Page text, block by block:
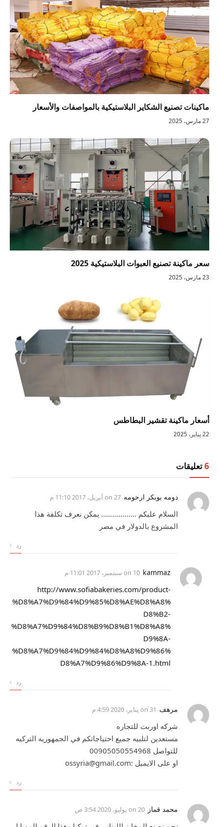
ماكينات تصنيع الشكاير البلاستيكية بالمواصفات والأسعار
27 مارس، 2025
سعر ماكينة تصنيع العبوات البلاستيكية 2025
23 مارس، 2025
أسعار ماكينة تقشير البطاطس
22 يناير، 2025
6تعليقات
دومه بوبكر ارحومه 27 أبريل، 2017 11:10 م
السلام عليكم ……………… يمكن نعرف تكلفة هذا
المشروع بالدولار في مصر
رد
kammaz 10 سبتمبر، 2017 11:01 م
http://www.sofiabakeries.com/product-
%D8%A7%D9%84%D9%85%D8%AE%D8%A8%
D8%B2-
%D8%A7%D9%84%D8%B9%D8%B1%D8%A8%
D9%8A-
%D8%A7%D9%84%D9%84%D8%A8%D9%86%
D8%A7%D9%86%D9%8A-1.html
رد
مرهف 31 يناير، 2020 4:59 م
شركه اوربت للتجاره
مستعدين لتلبيه جميع احتياجاتكم في الجمهوريه التركيه
للتواصل 00905050554968
او على الايميل :ossyria@gmail.com
رد
محمد قماز 20 يوليو، 2020 3:54 ص